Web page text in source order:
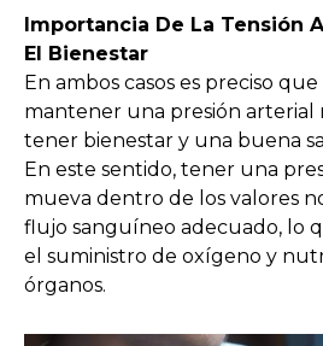
Importancia De La Tensión
El Bienestar
En ambos casos es preciso
mantener una presión arterial
tener bienestar y una buena
En este sentido, tener una
mueva dentro de los valores
flujo sanguíneo adecuado, lo
el suministro de oxígeno y
órganos.